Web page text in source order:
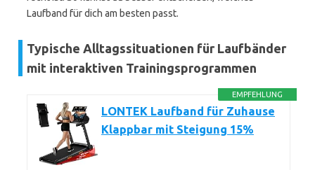
Laufband für dich am besten passt.
Typische Alltagssituationen für Laufbänder
mit interaktiven Trainingsprogrammen
EMPFEHLUNG
LONTEK Laufband für Zuhause
Klappbar mit Steigung 15%